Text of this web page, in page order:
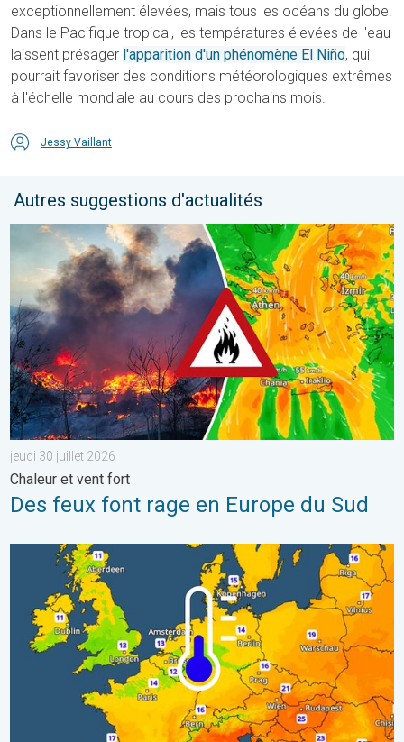
exceptionnellement élevées, mais tous les océans du globe.
Dans le Pacifique tropical, les températures élevées de l'eau
laissent présager l'apparition d'un phénomène El Niño, qui
pourrait favoriser des conditions météorologiques extrêmes
à l'échelle mondiale au cours des prochains mois.
Jessy Vaillant
Autres suggestions d'actualités
Des feux font rage en Europe du Sud. Chaleur et vent fort. . .
jeudi 30 juillet 2026
Chaleur et vent fort
Des feux font rage en Europe du Sud
Des nuits plus fraîches en perspective. Europe occidentale. . .